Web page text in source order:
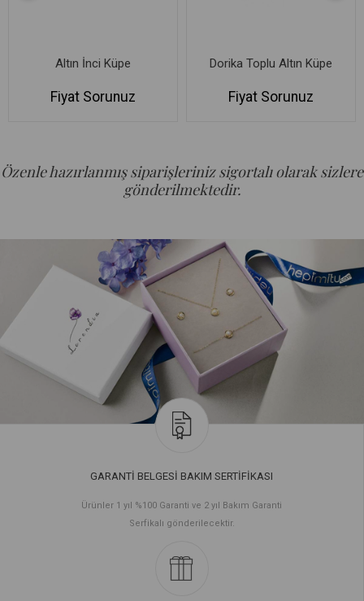
Altın İnci Küpe
Fiyat Sorunuz
Dorika Toplu Altın Küpe
Fiyat Sorunuz
Özenle hazırlanmış siparişleriniz sigortalı olarak sizlere
gönderilmektedir.
GARANTİ BELGESİ BAKIM SERTİFİKASI
Ürünler 1 yıl %100 Garanti ve 2 yıl Bakım Garanti
Serfikalı gönderilecektir.